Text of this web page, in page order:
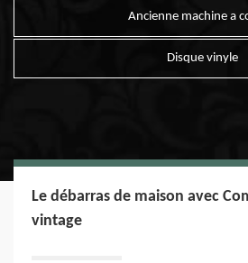
Ancienne machine a
Disque vinyle
Le débarras de maison avec
vintage